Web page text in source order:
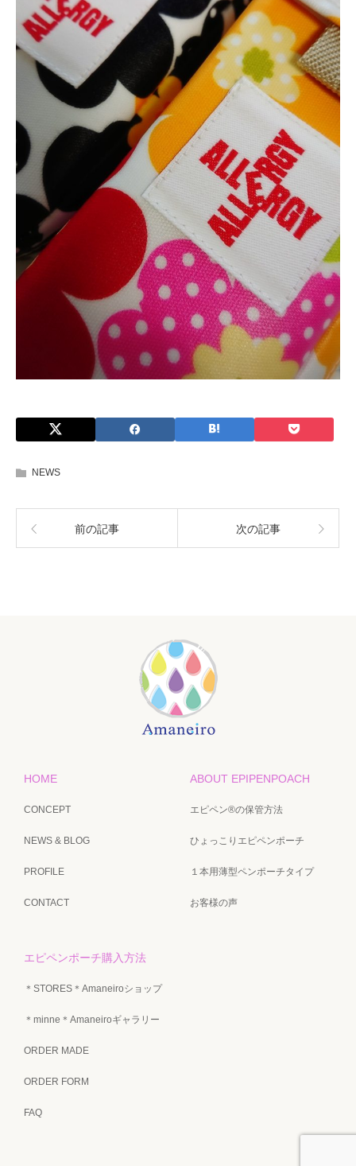
NEWS
前の記事 次の記事
HOME
CONCEPT
NEWS & BLOG
PROFILE
CONTACT
ABOUT EPIPENPOACH
エピペン®の保管方法
ひょっこりエピペンポーチ
１本用薄型ペンポーチタイプ
お客様の声
エピペンポーチ購入方法
＊STORES＊Amaneiroショップ
＊minne＊Amaneiroギャラリー
ORDER MADE
ORDER FORM
FAQ